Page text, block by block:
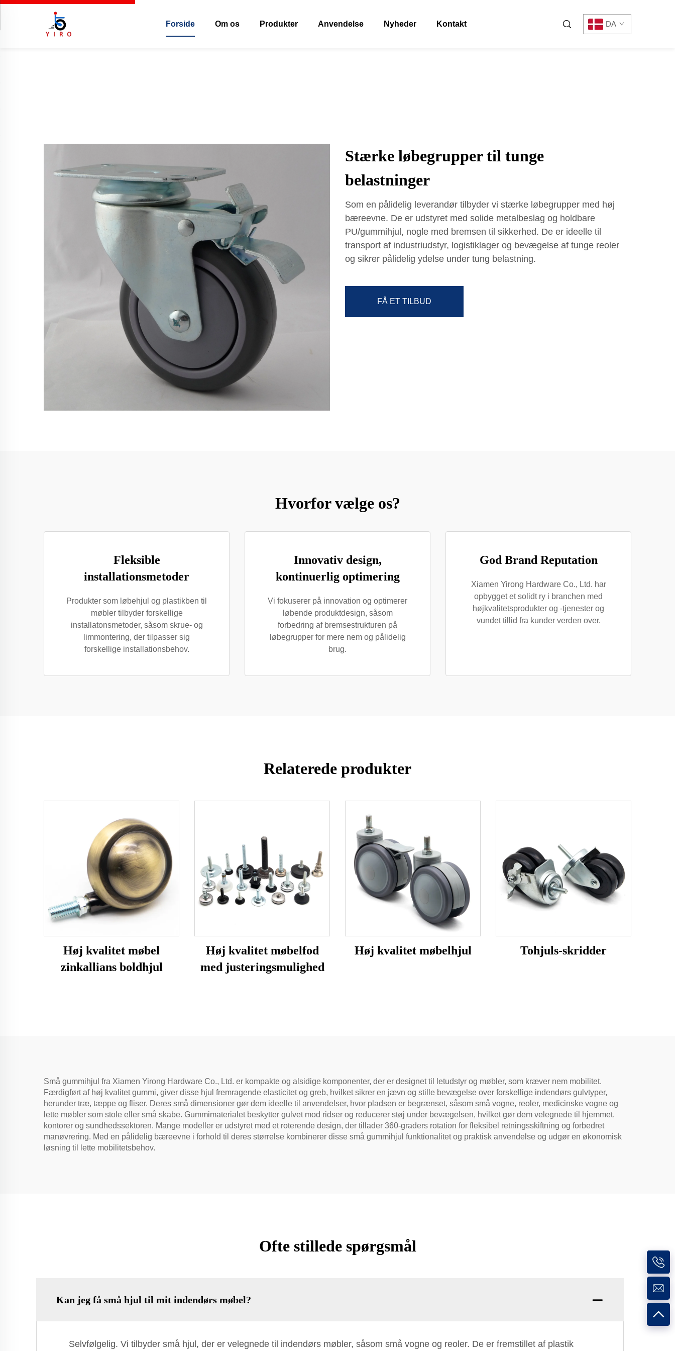
Forside Om os Produkter Anvendelse Nyheder Kontakt DA
Stærke løbegrupper til tunge
belastninger
Som en pålidelig leverandør tilbyder vi stærke løbegrupper med høj
bæreevne. De er udstyret med solide metalbeslag og holdbare
PU/gummihjul, nogle med bremsen til sikkerhed. De er ideelle til
transport af industriudstyr, logistiklager og bevægelse af tunge reoler
og sikrer pålidelig ydelse under tung belastning.
FÅ ET TILBUD
Hvorfor vælge os?
Fleksible
installationsmetoder
Produkter som løbehjul og plastikben til
møbler tilbyder forskellige
installatonsmetoder, såsom skrue- og
limmontering, der tilpasser sig
forskellige installationsbehov.
Innovativ design,
kontinuerlig optimering
Vi fokuserer på innovation og optimerer
løbende produktdesign, såsom
forbedring af bremsestrukturen på
løbegrupper for mere nem og pålidelig
brug.
God Brand Reputation
Xiamen Yirong Hardware Co., Ltd. har
opbygget et solidt ry i branchen med
højkvalitetsprodukter og -tjenester og
vundet tillid fra kunder verden over.
Relaterede produkter
Høj kvalitet møbel
zinkallians boldhjul
Høj kvalitet møbelfod
med justeringsmulighed
Høj kvalitet møbelhjul Tohjuls-skridder
Små gummihjul fra Xiamen Yirong Hardware Co., Ltd. er kompakte og alsidige komponenter, der er designet til letudstyr og møbler, som kræver nem mobilitet.
Færdigført af høj kvalitet gummi, giver disse hjul fremragende elasticitet og greb, hvilket sikrer en jævn og stille bevægelse over forskellige indendørs gulvtyper,
herunder træ, tæppe og fliser. Deres små dimensioner gør dem ideelle til anvendelser, hvor pladsen er begrænset, såsom små vogne, reoler, medicinske vogne og
lette møbler som stole eller små skabe. Gummimaterialet beskytter gulvet mod ridser og reducerer støj under bevægelsen, hvilket gør dem velegnede til hjemmet,
kontorer og sundhedssektoren. Mange modeller er udstyret med et roterende design, der tillader 360-graders rotation for fleksibel retningsskiftning og forbedret
manøvrering. Med en pålidelig bæreevne i forhold til deres størrelse kombinerer disse små gummihjul funktionalitet og praktisk anvendelse og udgør en økonomisk
løsning til lette mobilitetsbehov.
Ofte stillede spørgsmål
Kan jeg få små hjul til mit indendørs møbel?
Selvfølgelig. Vi tilbyder små hjul, der er velegnede til indendørs møbler, såsom små vogne og reoler. De er fremstillet af plastik